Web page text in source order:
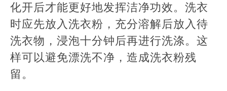
化开后才能更好地发挥洁净功效。洗衣
时应先放入洗衣粉，充分溶解后放入待
洗衣物，浸泡十分钟后再进行洗涤。这
样可以避免漂洗不净，造成洗衣粉残
留。